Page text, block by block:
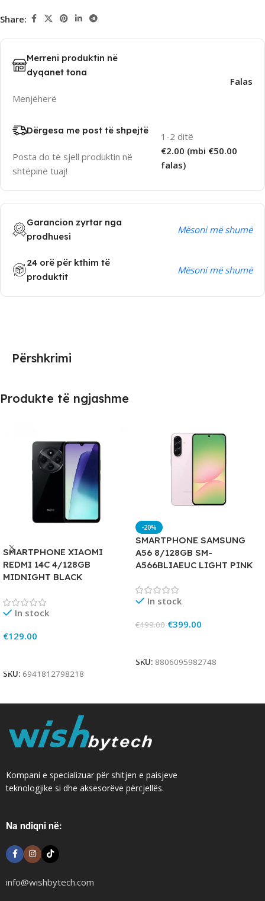
Share:
Merreni produktin në
dyqanet tona
Menjëherë
Falas
Dërgesa me post të shpejtë
Posta do të sjell produktin në
shtëpinë tuaj!
1-2 ditë
€2.00 (mbi €50.00
falas)
Garancion zyrtar nga
prodhuesi
Mësoni më shumë
24 orë për kthim të
produktit
Mësoni më shumë
Përshkrimi
Produkte të ngjashme
SMARTPHONE XIAOMI
REDMI 14C 4/128GB
MIDNIGHT BLACK
In stock
€129.00
SKU: 6941812798218
-20%
SMARTPHONE SAMSUNG
A56 8/128GB SM-
A566BLIAEUC LIGHT PINK
In stock
€499.00 €399.00
SKU: 8806095982748
Kompani e specializuar për shitjen e paisjeve
teknologjike si dhe aksesorëve përcjellës.
Na ndiqni në:
info@wishbytech.com